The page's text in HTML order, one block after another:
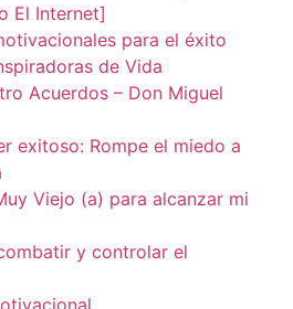
El Internet]
para el éxito
de Vida
Acuerdos – Don Miguel
exitoso: Rompe el miedo a
Viejo (a) para alcanzar mi
y controlar el